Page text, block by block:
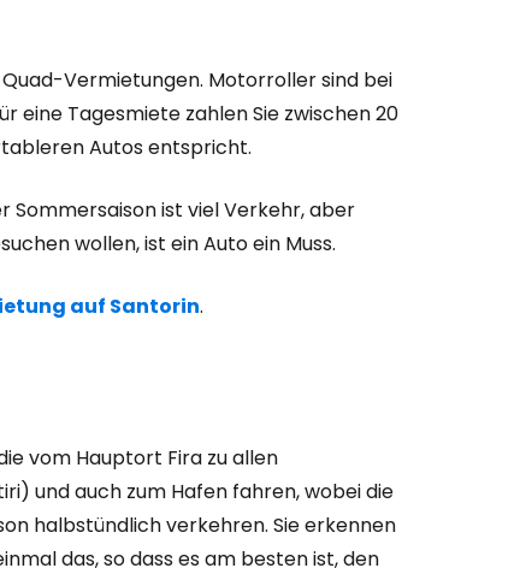
Vermietungen. Motorroller sind bei
eine Tagesmiete zahlen Sie zwischen 20
Autos entspricht.
Sommersaison ist viel Verkehr, aber
wollen, ist ein Auto ein Muss.
auf Santorin.
vom Hauptort Fira zu allen
und auch zum Hafen fahren, wobei die
halbstündlich verkehren. Sie erkennen
das, so dass es am besten ist, den